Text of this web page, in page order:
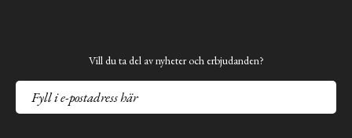
Vill du ta del av nyheter och erbjudanden?